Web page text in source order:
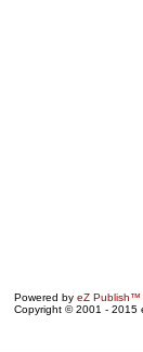
Powered by eZ Publish™
Copyright © 2001 - 2015